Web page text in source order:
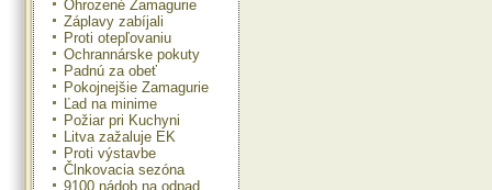
Ohrozené Zamagurie
Záplavy zabíjali
Proti otepľovaniu
Ochrannárske pokuty
Padnú za obeť
Pokojnejšie Zamagurie
Ľad na minime
Požiar pri Kuchyni
Litva zažaluje EK
Proti výstavbe
Člnkovacia sezóna
9100 nádob na odpad